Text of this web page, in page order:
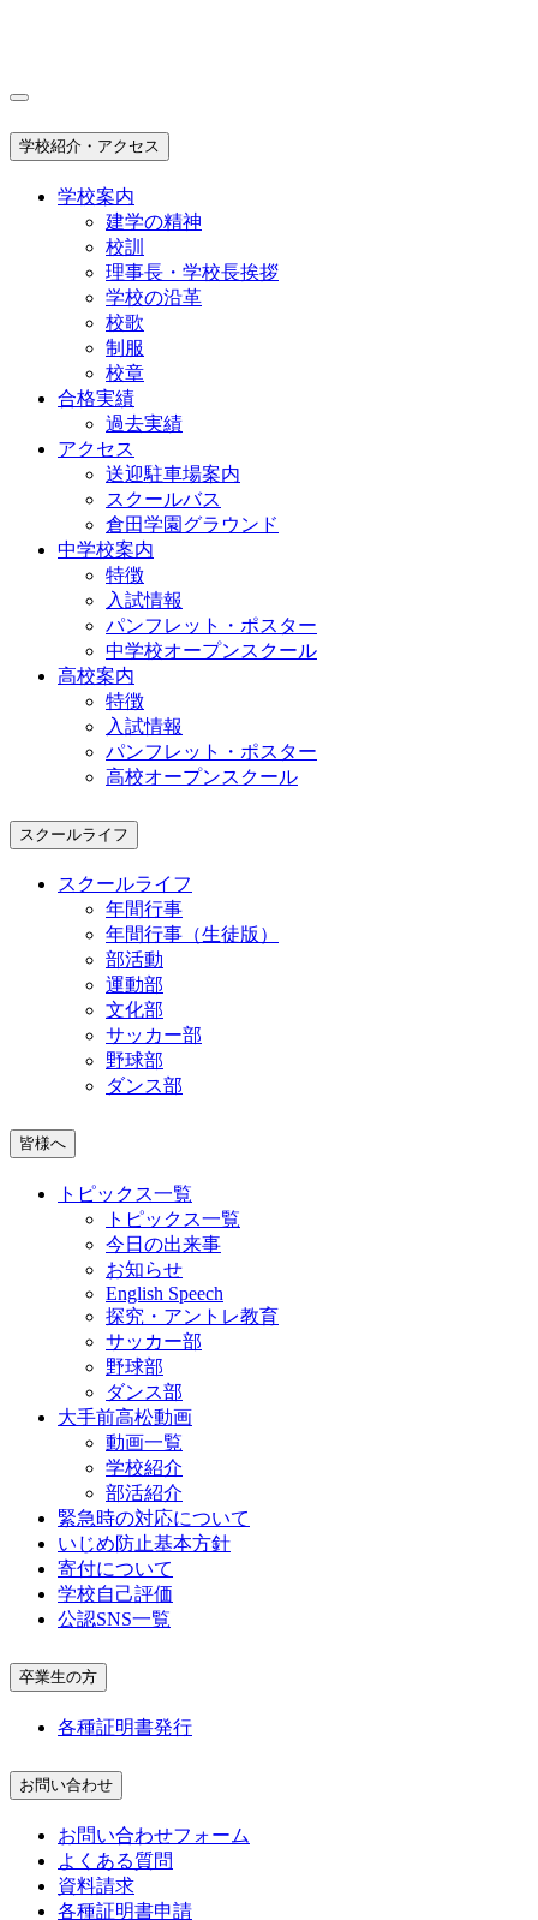
学校紹介・アクセス
学校案内
建学の精神
校訓
理事長・学校長挨拶
学校の沿革
校歌
制服
校章
合格実績
過去実績
アクセス
送迎駐車場案内
スクールバス
倉田学園グラウンド
中学校案内
特徴
入試情報
パンフレット・ポスター
中学校オープンスクール
高校案内
特徴
入試情報
パンフレット・ポスター
高校オープンスクール
スクールライフ
スクールライフ
年間行事
年間行事（生徒版）
部活動
運動部
文化部
サッカー部
野球部
ダンス部
皆様へ
トピックス一覧
トピックス一覧
今日の出来事
お知らせ
English Speech
探究・アントレ教育
サッカー部
野球部
ダンス部
大手前高松動画
動画一覧
学校紹介
部活紹介
緊急時の対応について
いじめ防止基本方針
寄付について
学校自己評価
公認SNS一覧
卒業生の方
各種証明書発行
お問い合わせ
お問い合わせフォーム
よくある質問
資料請求
各種証明書申請